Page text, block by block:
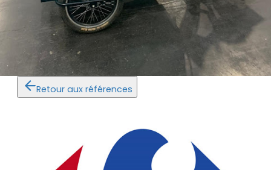
Retour aux références